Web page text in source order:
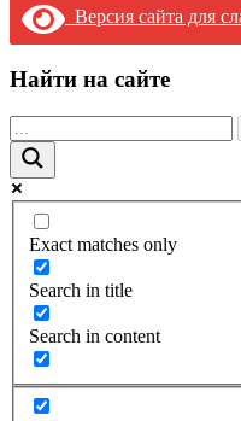
Версия сайта для
Найти на сайте
Exact matches only
Search in title
Search in content